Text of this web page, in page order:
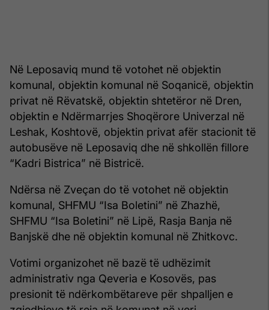
Në Leposaviq mund të votohet në objektin
komunal, objektin komunal në Soqanicë, objektin
privat në Rëvatskë, objektin shtetëror në Dren,
objektin e Ndërmarrjes Shoqërore Univerzal në
Leshak, Koshtovë, objektin privat afër stacionit të
autobusëve në Leposaviq dhe në shkollën fillore
“Kadri Bistrica” në Bistricë.
Ndërsa në Zveçan do të votohet në objektin
komunal, SHFMU “Isa Boletini” në Zhazhë,
SHFMU “Isa Boletini” në Lipë, Rasja Banja në
Banjskë dhe në objektin komunal në Zhitkovc.
Votimi organizohet në bazë të udhëzimit
administrativ nga Qeveria e Kosovës, pas
presionit të ndërkombëtareve për shpalljen e